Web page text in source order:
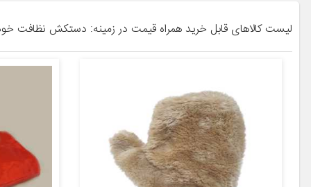
لیست کالاهای قابل خرید همراه قیمت در زمینه: دستکش نظافت